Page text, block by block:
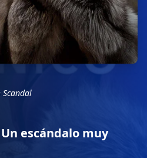
escándalo muy